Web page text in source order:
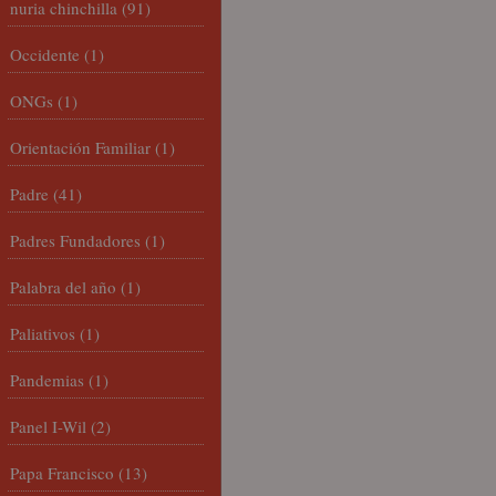
nuria chinchilla (91)
Occidente (1)
ONGs (1)
Orientación Familiar (1)
Padre (41)
Padres Fundadores (1)
Palabra del año (1)
Paliativos (1)
Pandemias (1)
Panel I-Wil (2)
Papa Francisco (13)